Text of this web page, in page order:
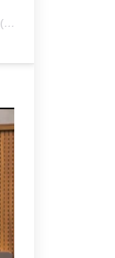
Um post compartilhado por Queiroz Filho (@queirozmfilho)